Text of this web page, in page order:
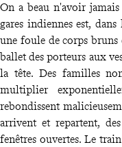
On a beau n'avoir
gares indiennes est,
une foule de corps bruns
ballet des porteurs aux
la tête. Des familles
multiplier
rebondissent
arrivent et repartent,
fenêtres ouvertes. Le